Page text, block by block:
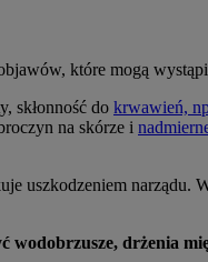
które mogą
skłonność do krwawień,
na skórze i
uszkodzeniem narządu.
drżenia